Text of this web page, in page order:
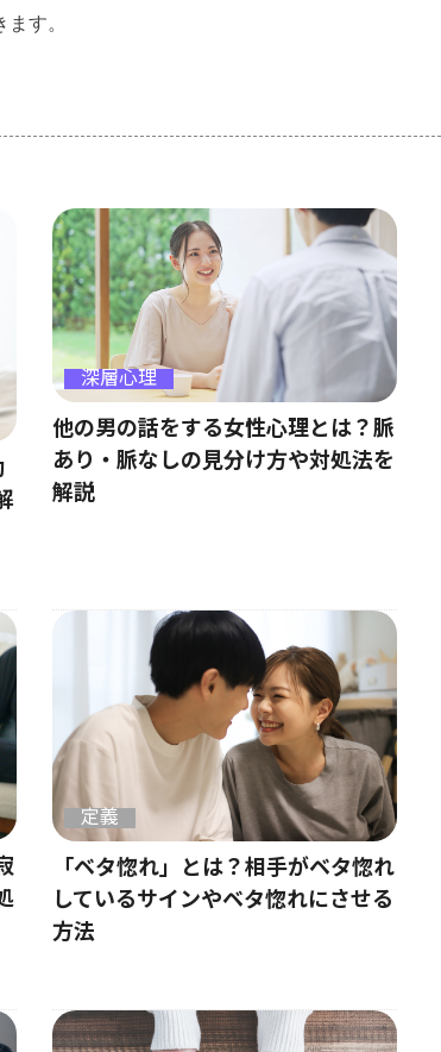
す。
深層心理
他の男の話をする女性心理とは？脈
あり・脈なしの見分け方や対処法を
解説
定義
「ベタ惚れ」とは？相手がベタ惚れ
しているサインやベタ惚れにさせる
方法